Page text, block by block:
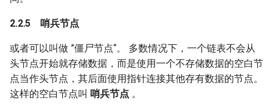
哨兵节点
或者可以叫做 ”僵尸节点“。 多数情况下，一个链表不会从
头节点开始就存储数据，而是使用一个不存储数据的空白节
点当作头节点，其后面使用指针连接其他存有数据的节点。
这样的空白节点叫 哨兵节点 。